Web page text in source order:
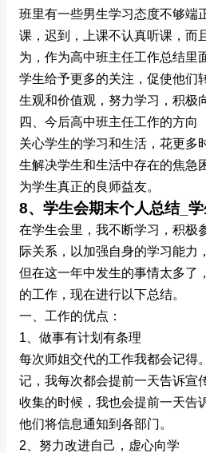
班里有一些男生学习态度不够端
课，迟到，上课不认真听课，而
为，作为高中班主任工作总结里
学生给予更多的关注，促使他们
生观和价值观，努力学习，积极
四、今后高中班主任工作的方向
关心学生的学习和生活，花更多
生解决学生和生活中存在的焦急
为学生真正的良师益友。
8、学生会期末个人总结_
在学生会里，我不断学习，积极
际关系，以加强自身的学习能力
但在这一年中发生的事情太多了
的工作，现在进行以下总结。
一、工作的优点：
1、做事有计划有条理
每次师姐交代的工作我都会记得
记，我每次都会提前一天告诉宣
收集的时候，我也会提前一天告
他们将信息通知到各部门。
2、努力改进自己，虚心向学